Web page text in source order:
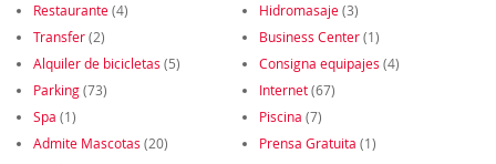
Restaurante(4) Hidromasaje(3)
Transfer(2) Business Center(1)
Alquiler de bicicletas (5) Consigna equipajes (4)
Parking(73) Internet(67)
Spa (1) Piscina (7)
Admite Mascotas (20) Prensa Gratuita (1)